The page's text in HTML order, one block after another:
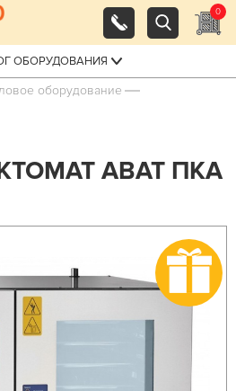
0
ОБОРУДОВАНИЯ
оборудование
ABAT ПКА